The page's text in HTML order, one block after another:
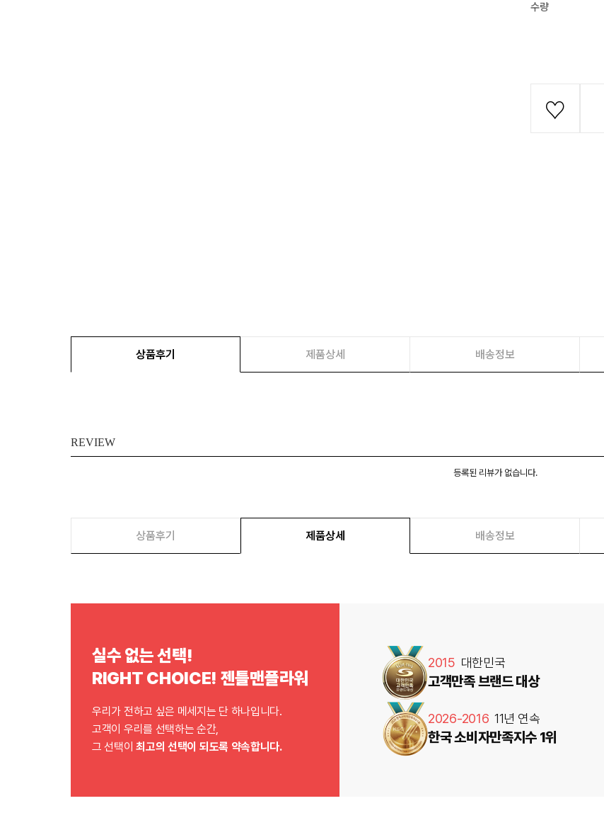
수량
상품후기 제품상세 배송정보
REVIEW
등록된 리뷰가 없습니다.
상품후기 제품상세 배송정보
실수 없는 선택!
RIGHT CHOICE! 젠틀맨플라워
우리가 전하고 싶은 메세지는 단 하나입니다.
고객이 우리를 선택하는 순간,
그 선택이최고의 선택이 되도록 약속합니다.
2015 대한민국
고객만족 브랜드 대상
2026-2016 11년 연속
한국 소비자만족지수 1위